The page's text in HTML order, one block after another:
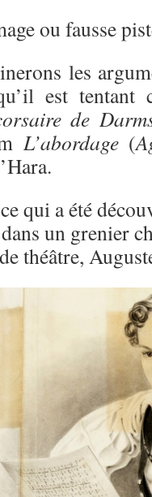
ou fausse
les
est
de
L’abordage(
qui a été
un grenier
théâtre,